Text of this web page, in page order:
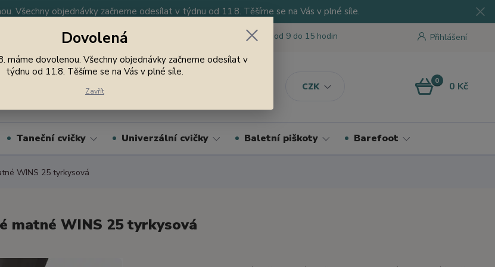
Všechny objednávky začneme odesílat v týdnu od 11.8. Těšíme se na Vás v plné síle.
CZK
Přihlášení
Nevíte si rady? Zavolejte. Jsme tu pro Vás od 9 do 15 hodin
0 0 Kč
Taneční cvičky Univerzální cvičky Baletní piškoty Barefoot
WINS 25 tyrkysová
matné WINS 25 tyrkysová
Dovolená
máme dovolenou. Všechny objednávky začneme odesílat v
týdnu od 11.8. Těšíme se na Vás v plné síle.
Zavřít